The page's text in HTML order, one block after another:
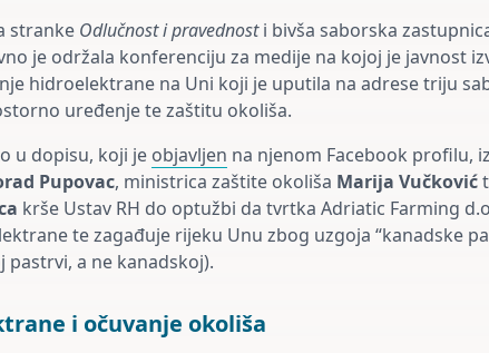
stranke Odlučnost i pravednosti bivša saborska
je održala konferenciju za medije na kojoj je javnost
hidroelektrane na Uni koji je uputila na adrese triju
uređenje te zaštitu okoliša.
u dopisu, koji je objavljen na njenom Facebook profilu,
Pupovac, ministrica zaštite okoliša Marija Vučković
krše Ustav RH do optužbi da tvrtka Adriatic Farming
te zagađuje rijeku Unu zbog uzgoja “kanadske
a ne kanadskoj).
i očuvanje okoliša